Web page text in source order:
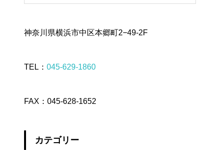
神奈川県横浜市中区本郷町2−49-2F
TEL： 045-629-1860
FAX：045-628-1652
カテゴリー